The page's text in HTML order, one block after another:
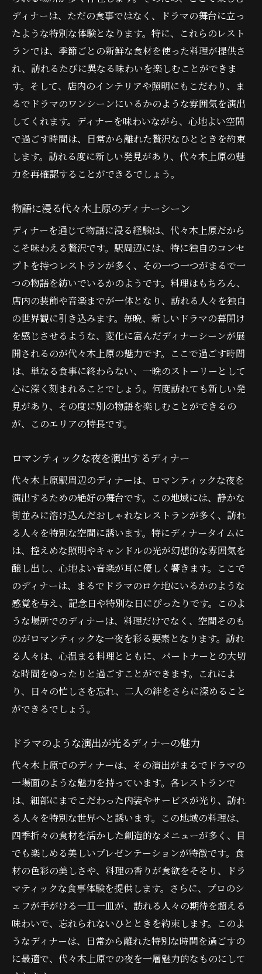
代々木上原でしか味わえない特別なひとと
き
代々木上原で心に残るディナーを！ドラマの舞
台となった場所で
心に残るディナーの条件とは
ドラマの舞台で感動的なディナーを
忘れられないディナーを演出する秘訣
特別な思い出を作るディナーの楽しみ方
代々木上原での記憶に残るディナー体験
四季折々の食材と洗練された空間で楽しむ代々
木上原のディナー
四季を感じる料理の楽しみ方
代々木上原で味わう旬のディナー
洗練された空間が魅力のディナー
季節ごとの特別なひとときを楽しむ
代々木上原で体感する四季の移ろい
ドラマチックな空間でのディナー体験
代々木上原でドラマの世界に浸るディナーの魅
力
非日常を感じる代々木上原のディナー
ドラマの世界をリアルに再現するディナー
特別な空間で味わう美食の魅力
ディナーを通じて体感する物語の世界
ドラマのようなひとときを演出するディナ
ー
特別なディナーを代々木上原で体験する方法
代々木上原でのディナー予約のポイント
特別な日にふさわしいレストランの選び方
ドラマのような演出を楽しむディナー
心に残るディナーのための準備
代々木上原でのディナーを楽しむコツ
特別な人と過ごすディナーの計画
代々木上原でのディナーはまさにドラマチック
な体験
特別なシーンを彩るディナーの魅力
代々木上原で過ごす忘れられない夜
演出が光るディナーの過ごし方
ドラマのようなディナーを堪能する
感動を呼ぶディナーの演出術
ドラマのロケ地で味わう代々木上原の特別なデ
ィナー
ロケ地の特別感を引き立てるディナー
代々木上原でのユニークなディナー体験
歴史ある場所でのディナーの魅力
物語の世界を堪能するディナー
特別なディナーで感じる代々木上原の魅力
ディナーは、ただの食事ではなく、ドラマの舞台に立っ
たような特別な体験となります。特に、これらのレスト
ランでは、季節ごとの新鮮な食材を使った料理が提供さ
れ、訪れるたびに異なる味わいを楽しむことができま
す。そして、店内のインテリアや照明にもこだわり、ま
るでドラマのワンシーンにいるかのような雰囲気を演出
してくれます。ディナーを味わいながら、心地よい空間
で過ごす時間は、日常から離れた贅沢なひとときを約束
します。訪れる度に新しい発見があり、代々木上原の魅
力を再確認することができるでしょう。
物語に浸る代々木上原のディナーシーン
ディナーを通じて物語に浸る経験は、代々木上原だから
こそ味わえる贅沢です。駅周辺には、特に独自のコンセ
プトを持つレストランが多く、その一つ一つがまるで一
つの物語を紡いでいるかのようです。料理はもちろん、
店内の装飾や音楽までが一体となり、訪れる人々を独自
の世界観に引き込みます。毎晩、新しいドラマの幕開け
を感じさせるような、変化に富んだディナーシーンが展
開されるのが代々木上原の魅力です。ここで過ごす時間
は、単なる食事に終わらない、一晩のストーリーとして
心に深く刻まれることでしょう。何度訪れても新しい発
見があり、その度に別の物語を楽しむことができるの
が、このエリアの特長です。
ロマンティックな夜を演出するディナー
代々木上原駅周辺のディナーは、ロマンティックな夜を
演出するための絶好の舞台です。この地域には、静かな
街並みに溶け込んだおしゃれなレストランが多く、訪れ
る人々を特別な空間に誘います。特にディナータイムに
は、控えめな照明やキャンドルの光が幻想的な雰囲気を
醸し出し、心地よい音楽が耳に優しく響きます。ここで
のディナーは、まるでドラマのロケ地にいるかのような
感覚を与え、記念日や特別な日にぴったりです。このよ
うな場所でのディナーは、料理だけでなく、空間そのも
のがロマンティックな一夜を彩る要素となります。訪れ
る人々は、心温まる料理とともに、パートナーとの大切
な時間をゆったりと過ごすことができます。これによ
り、日々の忙しさを忘れ、二人の絆をさらに深めること
ができるでしょう。
ドラマのような演出が光るディナーの魅力
代々木上原でのディナーは、その演出がまるでドラマの
一場面のような魅力を持っています。各レストランで
は、細部にまでこだわった内装やサービスが光り、訪れ
る人々を特別な世界へと誘います。この地域の料理は、
四季折々の食材を活かした創造的なメニューが多く、目
でも楽しめる美しいプレゼンテーションが特徴です。食
材の色彩の美しさや、料理の香りが食欲をそそり、ドラ
マティックな食事体験を提供します。さらに、プロのシ
ェフが手がける一皿一皿が、訪れる人々の期待を超える
味わいで、忘れられないひとときを約束します。このよ
うなディナーは、日常から離れた特別な時間を過ごすの
に最適で、代々木上原での夜を一層魅力的なものにして